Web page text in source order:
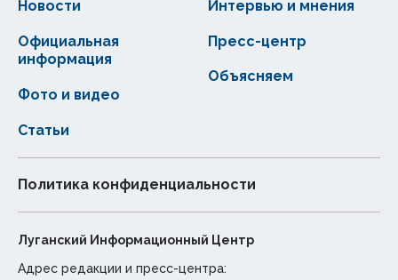
Новости
Статьи
Официальная
информация
Интервью и мнения
Фото и видео
Пресс-центр
Объясняем
Политика конфиденциальности
Луганский Информационный Центр
Адрес редакции и пресс-центра: